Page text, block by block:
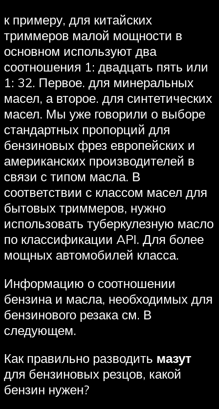
к примеру, для китайских
триммеров малой мощности в
основном используют два
соотношения 1: двадцать пять или
1: 32. Первое. для минеральных
масел, а второе. для синтетических
масел. Мы уже говорили о выборе
стандартных пропорций для
бензиновых фрез европейских и
американских производителей в
связи с типом масла. В
соответствии с классом масел для
бытовых триммеров, нужно
использовать туберкулезную масло
по классификации API. Для более
мощных автомобилей класса.
Информацию о соотношении
бензина и масла, необходимых для
бензинового резака см. В
следующем.
Как правильно разводить мазут
для бензиновых резцов, какой
бензин нужен?